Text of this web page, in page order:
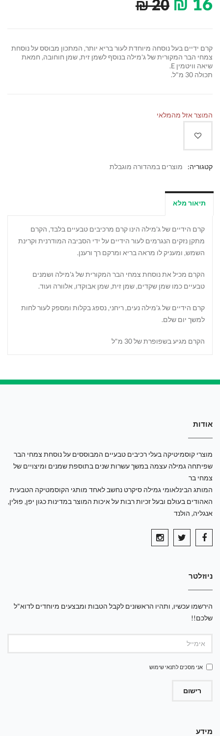
20
₪
קרם ידיים בעל נוסחה מיוחדת לעור בריא יותר, המתכון מבוסס על נוסחת
צמחי הבר המקורית של ג'מילה בנוסף לשמן זית, שמן חוחובה, חמאת
שיאה וויטמין E.
תכולה 30 מ"ל.
המוצר אזל מהמלאי
קטגוריה: מוצרים במהדורה מוגבלת
תיאור מלא
קרם הידיים של ג'מילה הינו קרם מרכיבים טבעיים בלבד, הקרם
מתקן נזקים הנגרמים לעור הידיים על ידי הסביבה המודרנית וקרינת
השמש, ומעניק לו מראה בריא ומרקם רך ורענן.
הקרם מכיל את נוסחת צמחי הבר המקורית של ג'מילה ושמנים
טבעיים כמו שמן שקדים, שמן זית, שמן אבוקדו, אלוורה ועוד.
קרם הידיים של ג'מילה נעים, ריחני, נספג בקלות ומספק לעור לחות
למשך יום שלם.
הקרם מגיע בשפופרת של 30 מ"ל
אודות
מוצרי קוסמיטיקה בעלי רכיבים טבעיים המבוססים על נוסחת צמחי הבר
שפיתחה גמילה עצמה במשך עשרות שנים בתוספת שמנים ומיצויים של
צמחי בר
המותג הבינלאומי גמילה סיקרט נחשב לאחד מותגי הקוסמטיקה הטבעית
האהודים בעולם ובעל זכיות רבות על איכות המוצר במדינות כגון יפן, פולין,
אנגליה, הולנד
ניוזלטר
הירשמו עכשיו, ותהיו הראשונים לקבל הטבות ומבצעים מיוחדים לדוא"ל
שלכם!!
אני מסכים לתנאי שימוש
רישום
מידע